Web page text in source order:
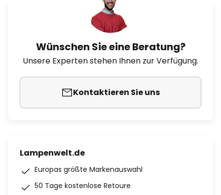
Wünschen Sie eine Beratung?
Unsere Experten stehen Ihnen zur Verfügung.
Kontaktieren Sie uns
Lampenwelt.de
Europas größte Markenauswahl
50 Tage kostenlose Retoure